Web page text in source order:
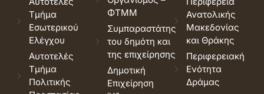
Τμήμα
Εσωτερικού
Ελέγχου
Αυτοτελές
Τμήμα
Πολιτικής
ΦΤΜΜ
Συμπαραστάτης
του δημότη και
της επιχείρησης
Δημοτική
Επιχείρηση
Ανατολικής
Μακεδονίας
και Θράκης
Περιφερειακή
Ενότητα
Δράμας